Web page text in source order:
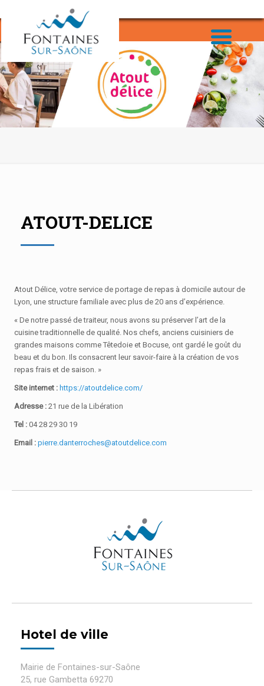
ATOUT-DELICE
Atout Délice, votre service de portage de repas à domicile autour de
Lyon, une structure familiale avec plus de 20 ans d’expérience.
« De notre passé de traiteur, nous avons su préserver l’art de la
cuisine traditionnelle de qualité. Nos chefs, anciens cuisiniers de
grandes maisons comme Têtedoie et Bocuse, ont gardé le goût du
beau et du bon. Ils consacrent leur savoir-faire à la création de vos
repas frais et de saison. »
Site internet : https://atoutdelice.com/
Adresse : 21 rue de la Libération
Tel : 04 28 29 30 19
Email : pierre.danterroches@atoutdelice.com
Hotel de ville
Mairie de Fontaines-sur-Saône
25, rue Gambetta 69270